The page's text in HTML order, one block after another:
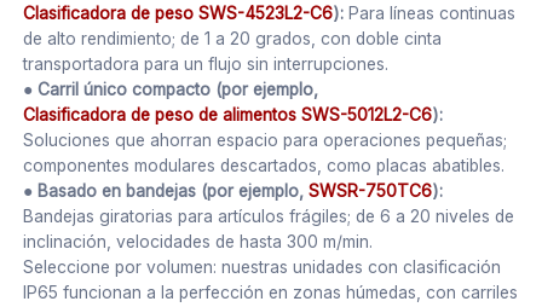
Clasificadora de peso SWS-4523L2-C6): Para líneas continuas
de alto rendimiento; de 1 a 20 grados, con doble cinta
transportadora para un flujo sin interrupciones.
● Carril único compacto (por ejemplo,
Clasificadora de peso de alimentos SWS-5012L2-C6):
Soluciones que ahorran espacio para operaciones pequeñas;
componentes modulares descartados, como placas abatibles.
● Basado en bandejas (por ejemplo,SWSR-750TC6):
Bandejas giratorias para artículos frágiles; de 6 a 20 niveles de
inclinación, velocidades de hasta 300 m/min.
Seleccione por volumen: nuestras unidades con clasificación
IP65 funcionan a la perfección en zonas húmedas, con carriles